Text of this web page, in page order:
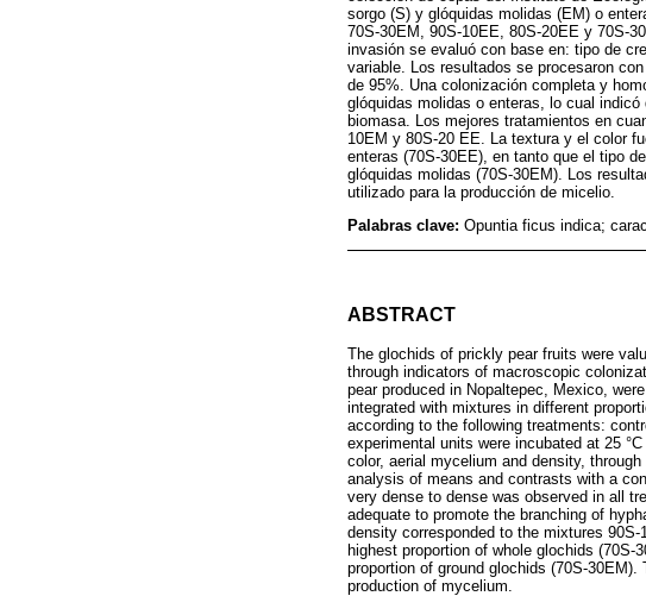
sorgo (S) y glóquidas molidas (EM) o
70S-30EM, 90S-10EE, 80S-20EE y 70S-
invasión se evaluó con base en: tipo de
variable. Los resultados se procesaron
de 95%. Una colonización completa y
glóquidas molidas o enteras, lo cual
biomasa. Los mejores tratamientos en
10EM y 80S-20 EE. La textura y el color
enteras (70S-30EE), en tanto que el tipo
glóquidas molidas (70S-30EM). Los
utilizado para la producción de micelio.
Palabras clave: Opuntia ficus indica;
ABSTRACT
The glochids of prickly pear fruits were
through indicators of macroscopic
pear produced in Nopaltepec, Mexico,
integrated with mixtures in different
according to the following treatments:
experimental units were incubated at 25
color, aerial mycelium and density,
analysis of means and contrasts with a
very dense to dense was observed in all
adequate to promote the branching of
density corresponded to the mixtures
highest proportion of whole glochids
proportion of ground glochids (70S-
production of mycelium.